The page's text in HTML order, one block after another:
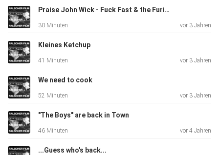
Praise John Wick - Fuck Fast & the Furious
30 Minuten vor 3 Jahren
Kleines Ketchup
41 Minuten vor 3 Jahren
We need to cook
52 Minuten vor 3 Jahren
"The Boys" are back in Town
46 Minuten vor 4 Jahren
...Guess who's back...